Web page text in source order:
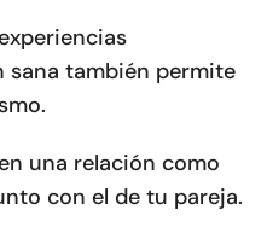
sana también permite
una relación como
con el de tu pareja.